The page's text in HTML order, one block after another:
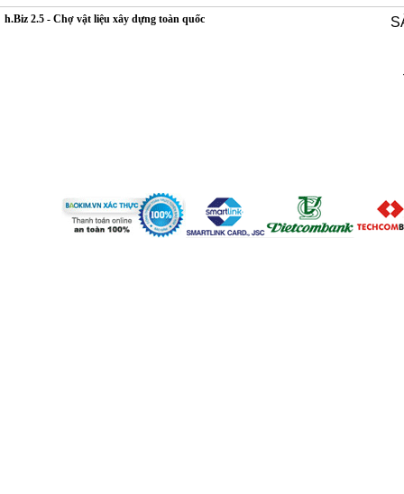
h.Biz 2.5 - Chợ vật liệu xây dựng toàn quốc